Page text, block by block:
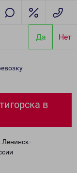
Да Нет
в
Ленинск-